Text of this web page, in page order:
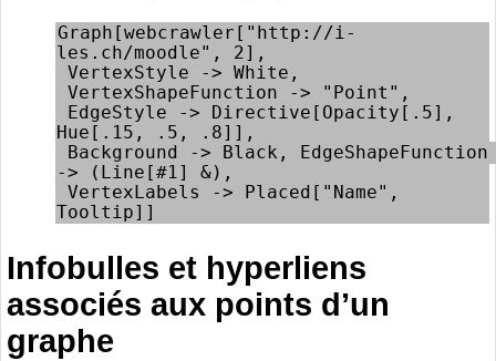
Graph[webcrawler["http://i-
les.ch/moodle", 2],
Hue[.15, .5, .8]],
-> (Line[#1] &),
Tooltip]]
Infobulles et hyperliens
associés aux points d’un
graphe